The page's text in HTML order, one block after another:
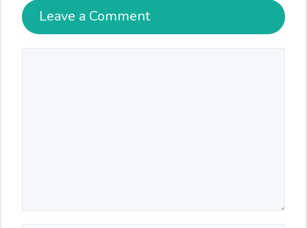
Leave a Comment